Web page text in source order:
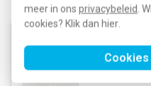
meer in ons privacybeleid .
cookies? Klik dan hier
Systeem 55